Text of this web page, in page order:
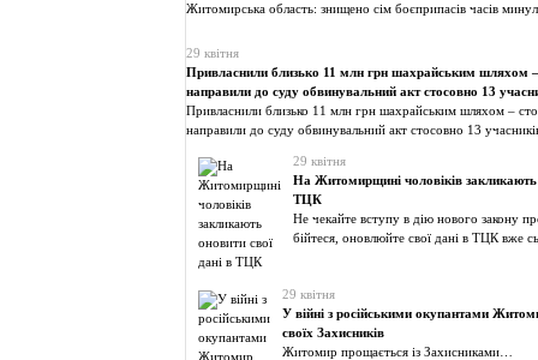
Житомирська область: знищено сім боєприпасів часів
29 квітня
Привласнили близько 11 млн грн шахрайським шляхом –
направили до суду обвинувальний акт стосовно 13
Привласнили близько 11 млн грн шахрайським шляхом –
направили до суду обвинувальний акт стосовно 13
29 квітня
На Житомирщині чоловіків закликають
ТЦК
Не чекайте вступу в дію нового закону
бійтеся, оновлюйте свої дані в ТЦК вже
29 квітня
У війні з російськими окупантами
своїх Захисників
Житомир прощається із Захисниками…